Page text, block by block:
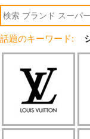
話題のキーワード: